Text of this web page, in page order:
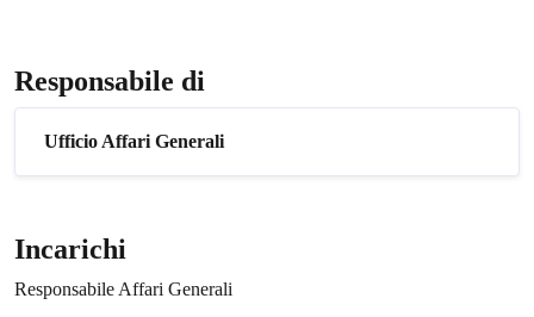
Responsabile di
Ufficio Affari Generali
Incarichi
Responsabile Affari Generali